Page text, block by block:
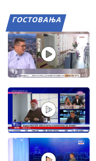
ГОСТОВАЊА